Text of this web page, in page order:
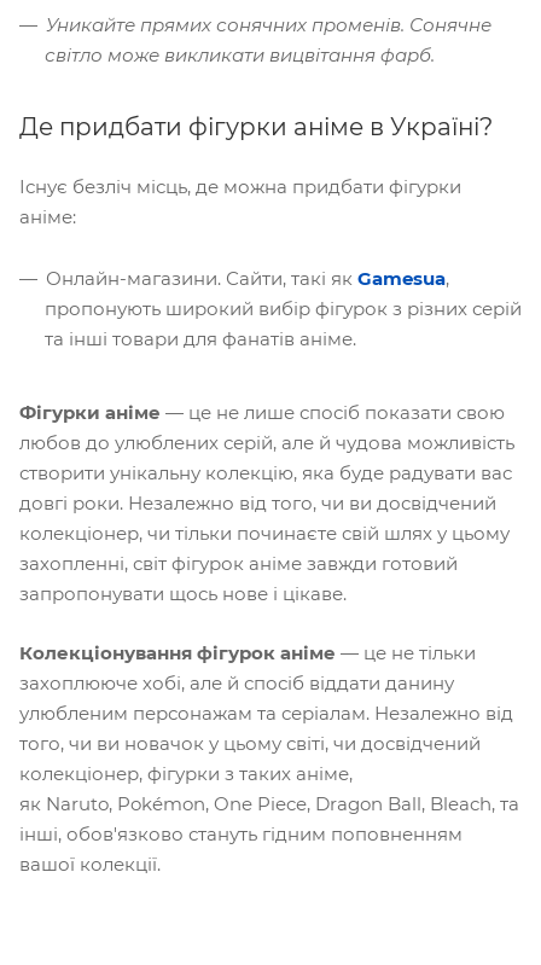
Уникайте прямих сонячних променів. Сонячне
світло може викликати вицвітання фарб.
Де придбати фігурки аніме в Україні?
Існує безліч місць, де можна придбати фігурки
аніме:
Онлайн-магазини. Сайти, такі як Gamesua,
пропонують широкий вибір фігурок з різних серій
та інші товари для фанатів аніме.
Фігурки аніме — це не лише спосіб показати свою
любов до улюблених серій, але й чудова можливість
створити унікальну колекцію, яка буде радувати вас
довгі роки. Незалежно від того, чи ви досвідчений
колекціонер, чи тільки починаєте свій шлях у цьому
захопленні, світ фігурок аніме завжди готовий
запропонувати щось нове і цікаве.
Колекціонування фігурок аніме — це не тільки
захоплююче хобі, але й спосіб віддати данину
улюбленим персонажам та серіалам. Незалежно від
того, чи ви новачок у цьому світі, чи досвідчений
колекціонер, фігурки з таких аніме,
як Naruto, Pokémon, One Piece, Dragon Ball, Bleach, та
інші, обов'язково стануть гідним поповненням
вашої колекції.